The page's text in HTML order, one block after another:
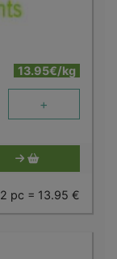
13.95€/kg
+
2 pc = 13.95 €